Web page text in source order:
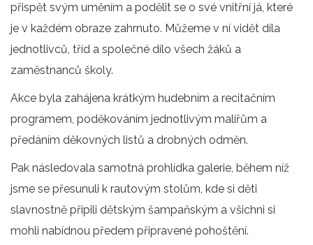
přispět svým uměním a podělit se o své vnitřní já, které
je v každém obraze zahrnuto. Můžeme v ní vidět díla
jednotlivců, tříd a společné dílo všech žáků a
zaměstnanců školy.
Akce byla zahájena krátkým hudebním a recitačním
programem, poděkováním jednotlivým malířům a
předáním děkovných listů a drobných odměn.
Pak následovala samotná prohlídka galerie, během níž
jsme se přesunuli k rautovým stolům, kde si děti
slavnostně připili dětským šampaňským a všichni si
mohli nabídnou předem připravené pohoštění.